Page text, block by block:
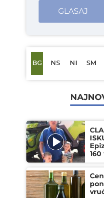
GLASAJ
BG NS NI SM